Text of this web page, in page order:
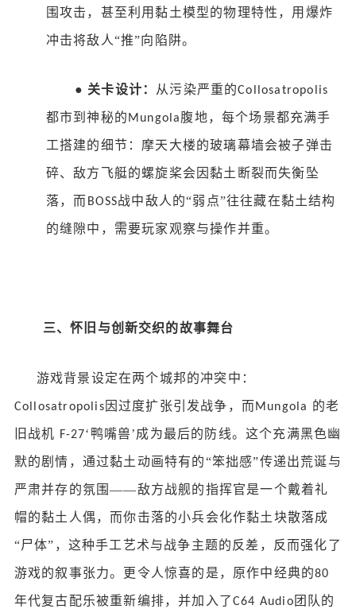
围攻击，甚至利用黏土模型的物理特性，用爆炸
冲击将敌人“推”向陷阱。
● 关卡设计： 从污染严重的Collosatropolis
都市到神秘的Mungola腹地，每个场景都充满手
工搭建的细节：摩天大楼的玻璃幕墙会被子弹击
碎、敌方飞艇的螺旋桨会因黏土断裂而失衡坠
落，而 BOSS战中敌人的“弱点”往往藏在黏土结构
的缝隙中，需要玩家观察与操作并重。
三、怀旧与创新交织的故事舞台
游戏背景设定在两个城邦的冲突中：
Collosatropolis 因过度扩张引发战争，而 Mungola 的老
旧战机 F-27‘鸭嘴兽’成为最后的防线。这个充满黑色幽
默的剧情，通过黏土动画特有的“笨拙感”传递出荒诞与
严肃并存的氛围——敌方战舰的指挥官是一个戴着礼
帽的黏土人偶，而你击落的小兵会化作黏土块散落成
“尸体”，这种手工艺术与战争主题的反差，反而强化了
游戏的叙事张力。更令人惊喜的是，原作中经典的80
年代复古配乐被重新编排，并加入了C64 Audio 团队的